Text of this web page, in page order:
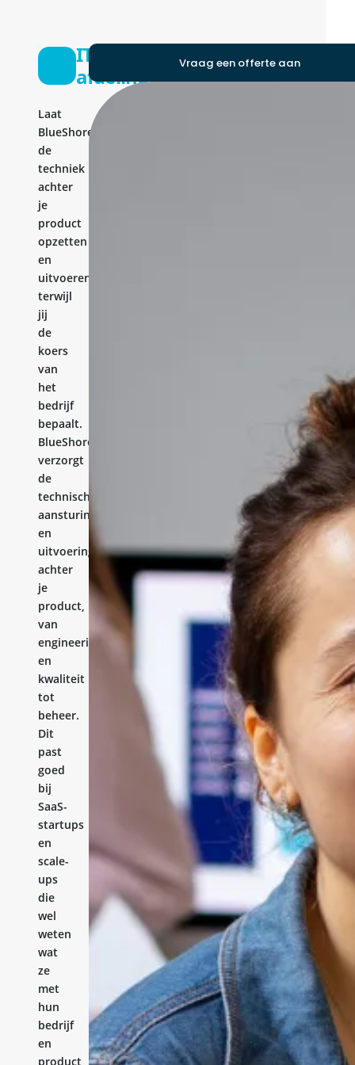
IT-
afdeling
Laat
BlueShores
de
techniek
achter
je
product
opzetten
en
uitvoeren,
terwijl
jij
de
koers
van
het
bedrijf
bepaalt.
BlueShores
verzorgt
de
technische
aansturing
en
uitvoering
achter
je
product,
van
engineering
en
kwaliteit
tot
beheer.
Dit
past
goed
bij
SaaS-
startups
en
scale-
ups
die
wel
weten
wat
ze
met
hun
bedrijf
en
product
Vraag een offerte aan